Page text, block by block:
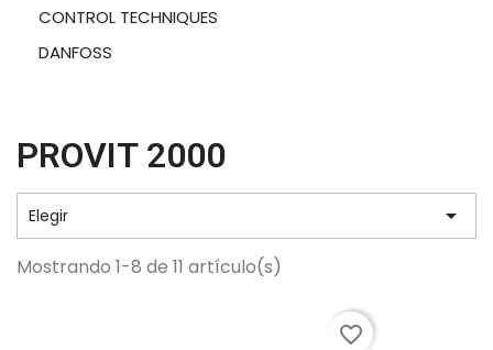
CONTROL TECHNIQUES
DANFOSS
PROVIT 2000
Elegir 
Mostrando 1-8 de 11 artículo(s)
favorite_border